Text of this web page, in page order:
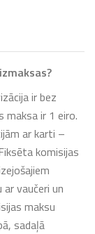
ir bez
maksa ir 1 eiro.
ar karti –
komisijas
vaučeri un
maksu
sadaļā